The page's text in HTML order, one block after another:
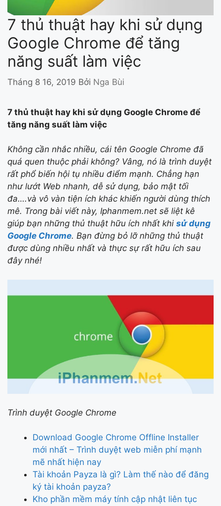
7 thủ thuật hay khi sử dụng
Google Chrome để tăng
năng suất làm việc
Tháng 8 16, 2019 Bởi Nga Bùi
7 thủ thuật hay khi sử dụng Google Chrome để
tăng năng suất làm việc
Không cần nhắc nhiều, cái tên Google Chrome đã
quá quen thuộc phải không? Vâng, nó là trình duyệt
rất phổ biến hội tụ nhiều điểm mạnh. Chẳng hạn
như lướt Web nhanh, dễ sử dụng, bảo mật tối
đa….và vô vàn tiện ích khác khiến người dùng thích
mê. Trong bài viết này, Iphanmem.net sẽ liệt kê
giúp bạn những thủ thuật hữu ích nhất khi sử dụng
Google Chrome. Bạn đừng bỏ lỡ những thủ thuật
được dùng nhiều nhất và thực sự rất hữu ích sau
đây nhé!
Trình duyệt Google Chrome
Download Google Chrome Offline Installer
mới nhất – Trình duyệt web miễn phí mạnh
mẽ nhất hiện nay
Tài khoản Payza là gì? Làm thế nào để đăng
ký tài khoản payza?
Kho phần mềm máy tính cập nhật liên tục